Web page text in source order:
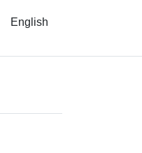
English